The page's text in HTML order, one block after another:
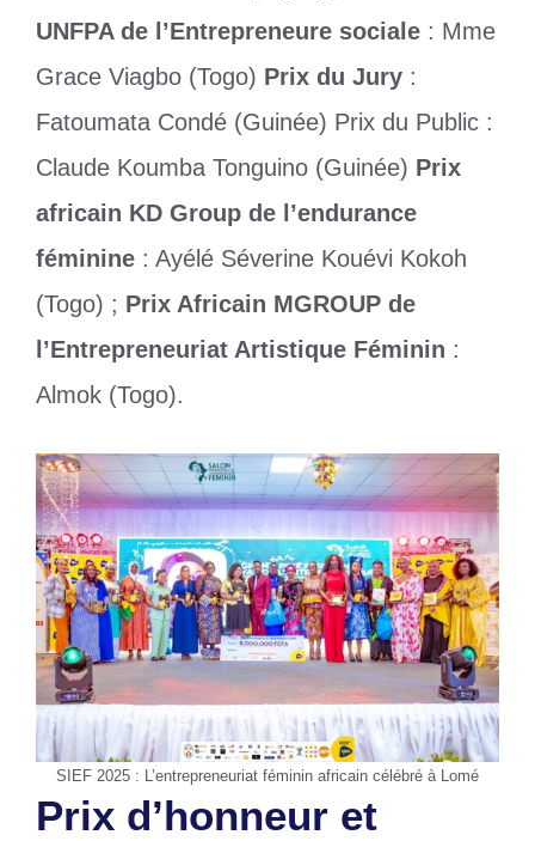
UNFPA de l’Entrepreneure sociale : Mme
Grace Viagbo (Togo) Prix du Jury :
Fatoumata Condé (Guinée) Prix du Public :
Claude Koumba Tonguino (Guinée) Prix
africain KD Group de l’endurance
féminine : Ayélé Séverine Kouévi Kokoh
(Togo) ; Prix Africain MGROUP de
l’Entrepreneuriat Artistique Féminin :
Almok (Togo).
SIEF 2025 : L’entrepreneuriat féminin africain célébré à Lomé
Prix d’honneur et